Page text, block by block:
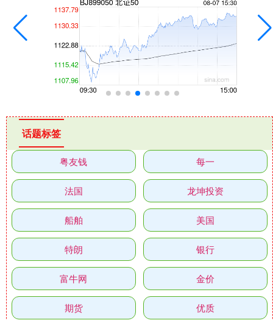
话题标签
粤友钱 每一
法国 龙坤投资
船舶 美国
特朗 银行
富牛网 金价
期货 优质